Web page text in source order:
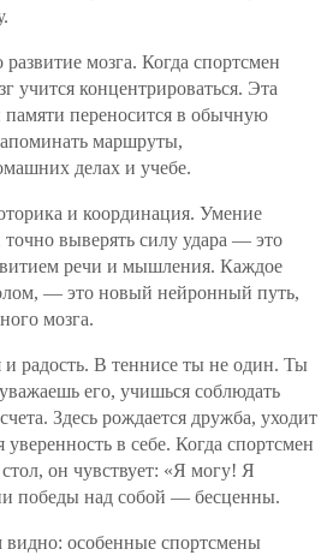
мозга. Когда спортсмен
учится концентрироваться. Эта
переносится в обычную
маршруты,
делах и учебе.
и координация. Умение
выверять силу удара — это
речи и мышления. Каждое
— это новый нейронный путь,
мозга.
радость. В теннисе ты не один. Ты
его, учишься соблюдать
Здесь рождается дружба, уходит
уверенность в себе. Когда спортсмен
он чувствует: «Я могу! Я
победы над собой — бесценны.
особенные спортсмены